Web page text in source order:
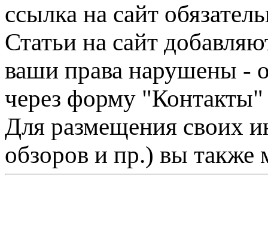
ссылка на сайт
Статьи на сайт
ваши права нарушены -
через форму "Контакты"
Для размещения своих
обзоров и пр.) вы также